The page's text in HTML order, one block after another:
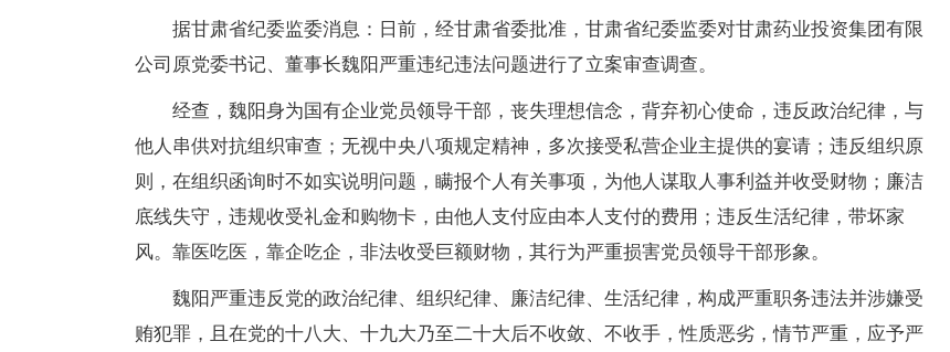
据甘肃省纪委监委消息：日前，经甘肃省委批准，甘肃省纪委监委对甘肃药业投资集团有限
公司原党委书记、董事长魏阳严重违纪违法问题进行了立案审查调查。
经查，魏阳身为国有企业党员领导干部，丧失理想信念，背弃初心使命，违反政治纪律，与
他人串供对抗组织审查；无视中央八项规定精神，多次接受私营企业主提供的宴请；违反组织原
则，在组织函询时不如实说明问题，瞒报个人有关事项，为他人谋取人事利益并收受财物；廉洁
底线失守，违规收受礼金和购物卡，由他人支付应由本人支付的费用；违反生活纪律，带坏家
风。靠医吃医，靠企吃企，非法收受巨额财物，其行为严重损害党员领导干部形象。
魏阳严重违反党的政治纪律、组织纪律、廉洁纪律、生活纪律，构成严重职务违法并涉嫌受
贿犯罪，且在党的十八大、十九大乃至二十大后不收敛、不收手，性质恶劣，情节严重，应予严